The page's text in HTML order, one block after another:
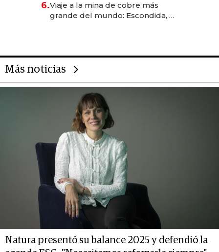
6.Viaje a la mina de cobre más
grande del mundo: Escondida, el
Más noticias
Natura presentó su balance 2025 y defendió la